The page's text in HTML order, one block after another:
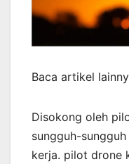
Baca artikel
Disokong oleh
sungguh-
kerja. pilot drone